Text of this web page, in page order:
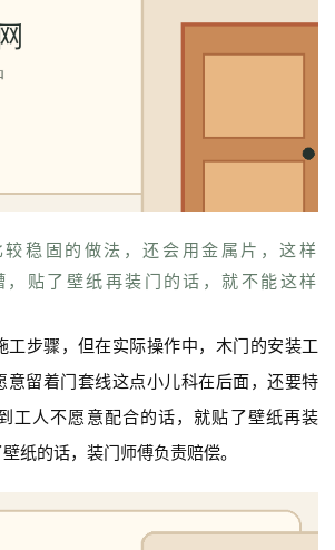
稳固的做法，还会用金属片，这样
，贴了壁纸再装门的话，就不能这样
工步骤，但在实际操作中，木门的安装工
意留着门套线这点小儿科在后面，还要特
工人不愿意配合的话，就贴了壁纸再装
纸的话，装门师傅负责赔偿。